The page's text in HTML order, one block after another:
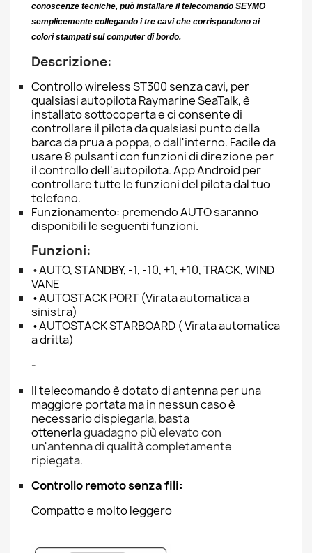
conoscenze tecniche, può installare il telecomando SEYMO
semplicemente collegando i tre cavi che corrispondono ai
colori stampati sul computer di bordo.
Descrizione:
Controllo wireless ST300 senza cavi, per
qualsiasi autopilota Raymarine SeaTalk, è
installato sottocoperta e ci consente di
controllare il pilota da qualsiasi punto della
barca da prua a poppa, o dall'interno. Facile da
usare 8 pulsanti con funzioni di direzione per
il controllo dell'autopilota. App Android per
controllare tutte le funzioni del pilota dal tuo
telefono.
Funzionamento: premendo AUTO saranno
disponibili le seguenti funzioni.
Funzioni:
•AUTO,STANDBY, -1, -10, +1, +10,TRACK,WIND
VANE
•AUTOSTACK PORT (Virata automatica a
sinistra)
•AUTOSTACK STARBOARD ( Virata automatica
a dritta)
-
Il telecomando è dotato di antenna per una
maggiore portata ma in nessun caso è
necessario dispiegarla, basta
ottenerlaguadagno più elevato con
un'antenna di qualità completamente
ripiegata.
Controllo remoto senza fili:
Compatto e molto leggero